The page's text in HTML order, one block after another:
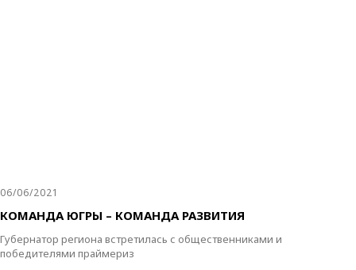
06/06/2021
КОМАНДА ЮГРЫ – КОМАНДА РАЗВИТИЯ
Губернатор региона встретилась с общественниками и
победителями праймериз